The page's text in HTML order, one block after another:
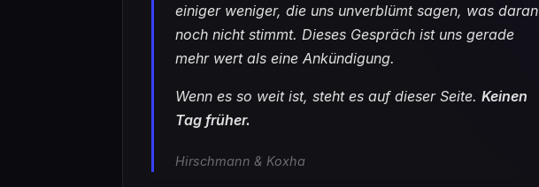
einiger weniger, die uns unverblümt sagen, was daran
noch nicht stimmt. Dieses Gespräch ist uns gerade
mehr wert als eine Ankündigung.
Wenn es so weit ist, steht es auf dieser Seite. Keinen
Tag früher.
Hirschmann & Koxha